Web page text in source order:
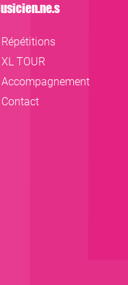
Répétitions
XL TOUR
Accompagnement
Contact